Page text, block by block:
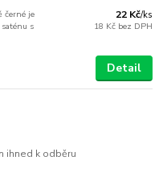
černé je
s
22 Kč/ks
18 Kč bez DPH
Detail
ihned k odběru